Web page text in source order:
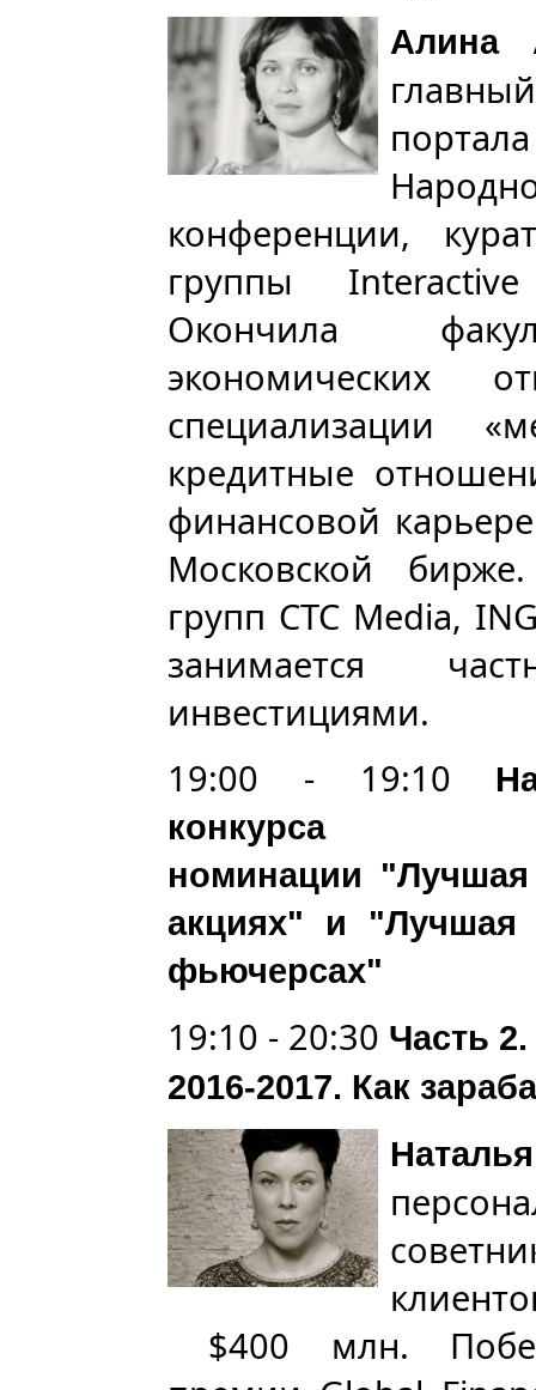
Алина
конференции,
группы
Окончила
специализации
кредитные
финансовой
Московской
групп CTC Media,
занимается
инвестициями.
19:00 - 19:10
конкурса
номинации "Лучшая
акциях" и "Лучшая
фьючерсах"
19:10 - 20:30 Часть
2016-2017. Как
$400 млн.